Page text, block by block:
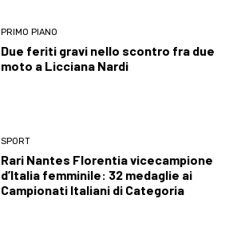
PRIMO PIANO
Due feriti gravi nello scontro fra due
moto a Licciana Nardi
SPORT
Rari Nantes Florentia vicecampione
d’Italia femminile: 32 medaglie ai
Campionati Italiani di Categoria